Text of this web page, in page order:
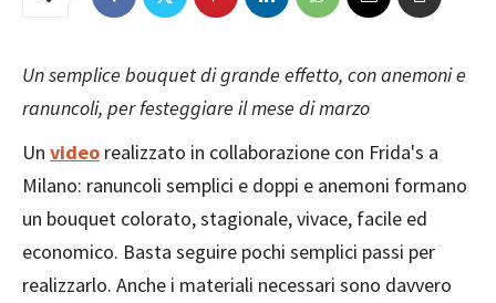
Un semplice bouquet di grande effetto, con anemoni e
ranuncoli, per festeggiare il mese di marzo
Un video realizzato in collaborazione con Frida's a
Milano: ranuncoli semplici e doppi e anemoni formano
un bouquet colorato, stagionale, vivace, facile ed
economico. Basta seguire pochi semplici passi per
realizzarlo. Anche i materiali necessari sono davvero